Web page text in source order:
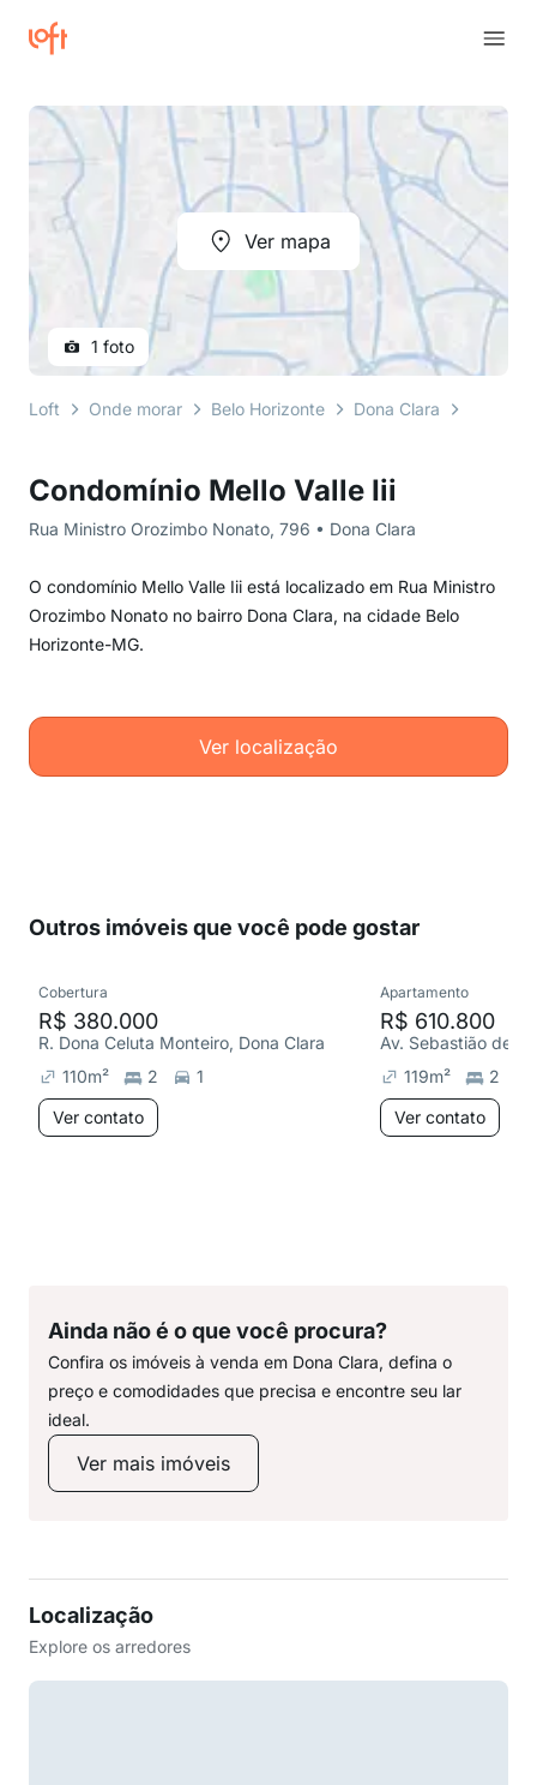
Condomínio Mello Valle Iii
Rua Ministro Orozimbo Nonato, 796 • Dona Clara
O condomínio Mello Valle Iii está localizado em Rua Ministro
Orozimbo Nonato no bairro Dona Clara, na cidade Belo
Horizonte-MG.
Ver localização
Ver mapa
1 foto
Loft Onde morar Belo Horizonte Dona Clara
Outros imóveis que você pode gostar
Cobertura
R$ 380.000
R. Dona Celuta Monteiro, Dona Clara
110m² 2
1
Ver contato
Apartamento
R$ 610.800
Av. Sebastião de
119m²
2
Ver contato
Ainda não é o que você procura?
Confira os imóveis à venda em Dona Clara, defina o
preço e comodidades que precisa e encontre seu lar
ideal.
Ver mais imóveis
Localização
Explore os arredores